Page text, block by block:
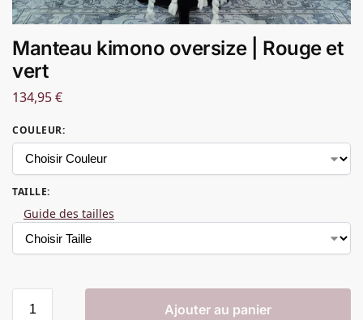
Manteau kimono oversize | Rouge et
vert
134,95€
COULEUR:
TAILLE:
Guide des tailles
Ajouter au panier